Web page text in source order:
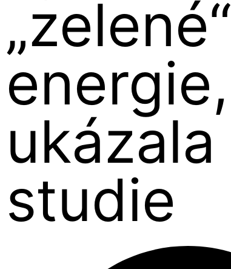
„zelené“
energie,
ukázala
studie